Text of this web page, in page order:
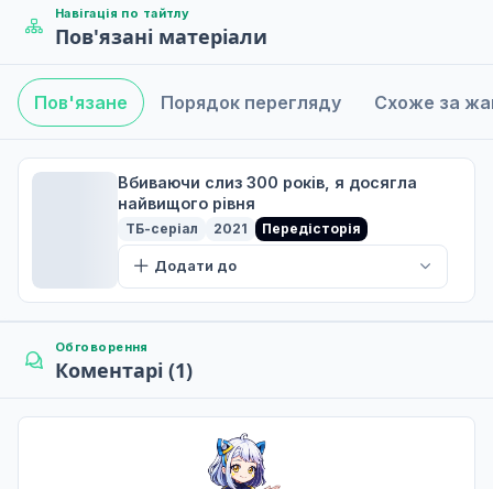
Я стала донькою мами Юфуфу
6
10 трав. 2025
Я зустрів духа сосни
17 трав. 2025
Ми купалися в морі
24 трав. 2025
Ми зустріли Королеву Злих Духів
Навігація по тайтлу
Пов'язані матеріали
Пов'язане Порядок перегляду Схоже за
Вбиваючи слиз 300 років, я досягла
найвищого рівня
ТБ-серіал 2021 Передісторія
Додати до
Обговорення
Коментарі (1)